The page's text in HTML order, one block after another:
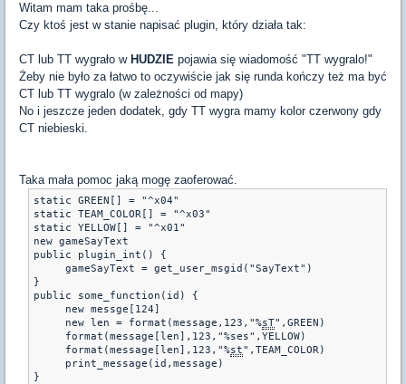
Witam mam taka prośbę...
Czy ktoś jest w stanie napisać plugin, który działa tak:
CT lub TT wygrało w HUDZIE pojawia się wiadomość "TT wygralo!"
Żeby nie było za łatwo to oczywiście jak się runda kończy też ma być
CT lub TT wygralo (w zależności od mapy)
No i jeszcze jeden dodatek, gdy TT wygra mamy kolor czerwony gdy
CT niebieski.
Taka mała pomoc jaką mogę zaoferować.
static GREEN[] = "^x04"
static TEAM_COLOR[] = "^x03"
static YELLOW[] = "^x01"
new gameSayText
public plugin_int() {
     gameSayText = get_user_msgid("SayText")
}
public some_function(id) {
     new messge[124]
     new len = format(message,123,"%
sT",GREEN)
     format(message[len],123,"%ses",YELLOW)
     format(message[len],123,"%
st",TEAM_COLOR)
     print_message(id,message)
}